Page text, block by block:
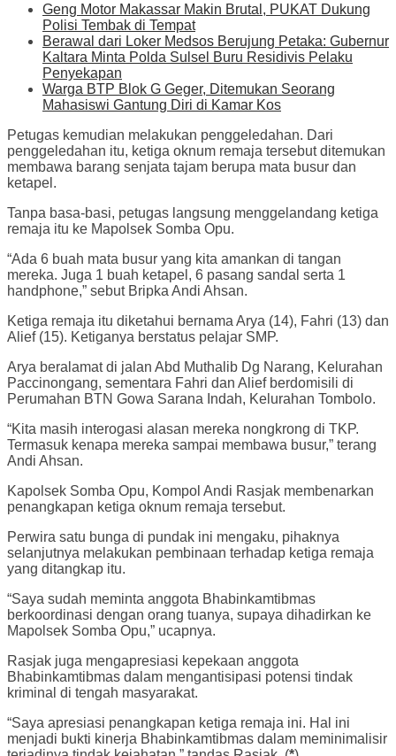
Geng Motor Makassar Makin Brutal, PUKAT Dukung
Polisi Tembak di Tempat
Berawal dari Loker Medsos Berujung Petaka: Gubernur
Kaltara Minta Polda Sulsel Buru Residivis Pelaku
Penyekapan
Warga BTP Blok G Geger, Ditemukan Seorang
Mahasiswi Gantung Diri di Kamar Kos
Petugas kemudian melakukan penggeledahan. Dari
penggeledahan itu, ketiga oknum remaja tersebut ditemukan
membawa barang senjata tajam berupa mata busur dan
ketapel.
Tanpa basa-basi, petugas langsung menggelandang ketiga
remaja itu ke Mapolsek Somba Opu.
“Ada 6 buah mata busur yang kita amankan di tangan
mereka. Juga 1 buah ketapel, 6 pasang sandal serta 1
handphone,” sebut Bripka Andi Ahsan.
Ketiga remaja itu diketahui bernama Arya (14), Fahri (13) dan
Alief (15). Ketiganya berstatus pelajar SMP.
Arya beralamat di jalan Abd Muthalib Dg Narang, Kelurahan
Paccinongang, sementara Fahri dan Alief berdomisili di
Perumahan BTN Gowa Sarana Indah, Kelurahan Tombolo.
“Kita masih interogasi alasan mereka nongkrong di TKP.
Termasuk kenapa mereka sampai membawa busur,” terang
Andi Ahsan.
Kapolsek Somba Opu, Kompol Andi Rasjak membenarkan
penangkapan ketiga oknum remaja tersebut.
Perwira satu bunga di pundak ini mengaku, pihaknya
selanjutnya melakukan pembinaan terhadap ketiga remaja
yang ditangkap itu.
“Saya sudah meminta anggota Bhabinkamtibmas
berkoordinasi dengan orang tuanya, supaya dihadirkan ke
Mapolsek Somba Opu,” ucapnya.
Rasjak juga mengapresiasi kepekaan anggota
Bhabinkamtibmas dalam mengantisipasi potensi tindak
kriminal di tengah masyarakat.
“Saya apresiasi penangkapan ketiga remaja ini. Hal ini
menjadi bukti kinerja Bhabinkamtibmas dalam meminimalisir